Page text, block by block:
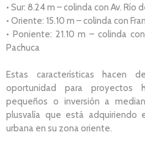
• Sur: 8.24 m – colinda con Av. Río
• Oriente: 15.10 m – colinda con
• Poniente: 21.10 m – colinda
Pachuca
Estas características hacen
oportunidad para proyectos
pequeños o inversión a
plusvalía que está adquiriendo
urbana en su zona oriente.